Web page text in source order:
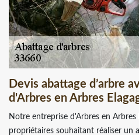
Devis abattage d’arbre
d'Arbres en Arbres
Notre entreprise d'Arbres en Arbres
propriétaires souhaitant réaliser un